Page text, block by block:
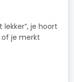
je hoort
je merkt